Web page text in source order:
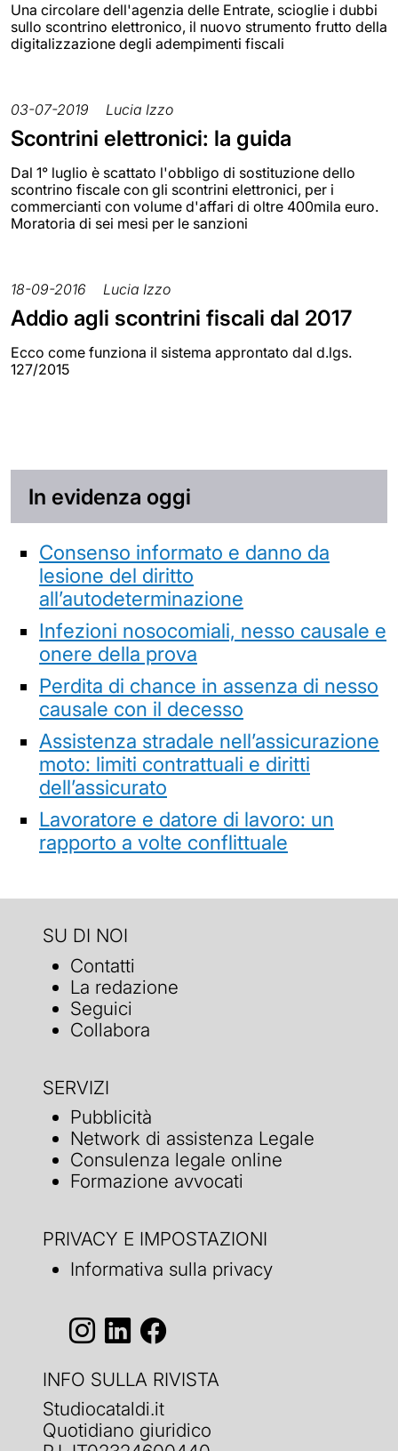
Una circolare dell'agenzia delle Entrate, scioglie i dubbi
sullo scontrino elettronico, il nuovo strumento frutto della
digitalizzazione degli adempimenti fiscali
03-07-2019 Lucia Izzo
Scontrini elettronici: la guida
Dal 1° luglio è scattato l'obbligo di sostituzione dello
scontrino fiscale con gli scontrini elettronici, per i
commercianti con volume d'affari di oltre 400mila euro.
Moratoria di sei mesi per le sanzioni
18-09-2016 Lucia Izzo
Addio agli scontrini fiscali dal 2017
Ecco come funziona il sistema approntato dal d.lgs.
127/2015
In evidenza oggi
Consenso informato e danno da
lesione del diritto
all’autodeterminazione
Infezioni nosocomiali, nesso causale e
onere della prova
Perdita di chance in assenza di nesso
causale con il decesso
Assistenza stradale nell’assicurazione
moto: limiti contrattuali e diritti
dell’assicurato
Lavoratore e datore di lavoro: un
rapporto a volte conflittuale
SU DI NOI
Contatti
La redazione
Seguici
Collabora
SERVIZI
Pubblicità
Network di assistenza Legale
Consulenza legale online
Formazione avvocati
PRIVACY E IMPOSTAZIONI
Informativa sulla privacy
INFO SULLA RIVISTA
Studiocataldi.it
Quotidiano giuridico